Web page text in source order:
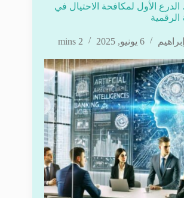
الدرع الأول لمكافحة الاحتيال في
6 يونيو, 2025 2 mins